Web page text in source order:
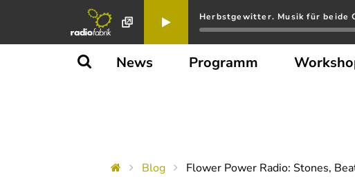
Herbstgewitter. Musik für beide
News Programm
Blog Flower Power Radio: Stones,